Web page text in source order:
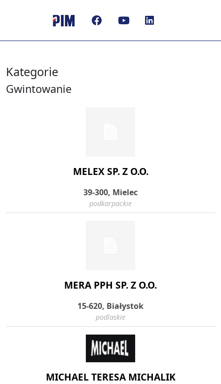
Kategorie
Gwintowanie
MELEX SP. Z O.O.
39-300, Mielec
podkarpackie
MERA PPH SP. Z O.O.
15-620, Białystok
podlaskie
MICHAEL TERESA MICHALIK